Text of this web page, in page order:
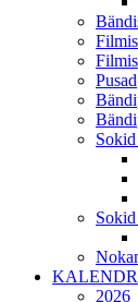
Pusad
2026